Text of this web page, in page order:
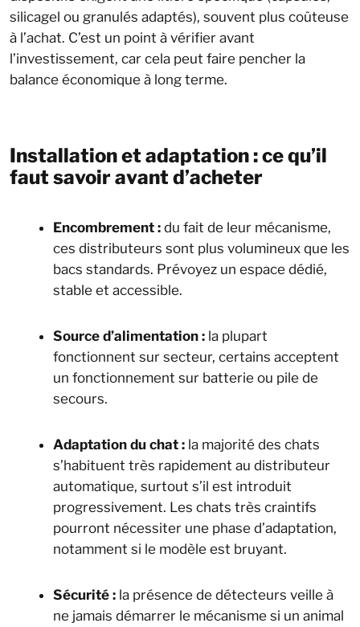
silicagel ou granulés adaptés), souvent plus coûteuse
à l’achat. C’est un point à vérifier avant
l’investissement, car cela peut faire pencher la
balance économique à long terme.
Installation et adaptation : ce qu’il
faut savoir avant d’acheter
Encombrement : du fait de leur mécanisme,
ces distributeurs sont plus volumineux que les
bacs standards. Prévoyez un espace dédié,
stable et accessible.
Source d’alimentation : la plupart
fonctionnent sur secteur, certains acceptent
un fonctionnement sur batterie ou pile de
secours.
Adaptation du chat : la majorité des chats
s’habituent très rapidement au distributeur
automatique, surtout s’il est introduit
progressivement. Les chats très craintifs
pourront nécessiter une phase d’adaptation,
notamment si le modèle est bruyant.
Sécurité : la présence de détecteurs veille à
ne jamais démarrer le mécanisme si un animal